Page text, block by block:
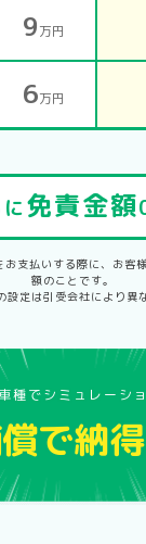
9万円
6万円
免責金額
支払いする際に、お客
額のことです。
設定は引受会社により異
種でシミュレーシ
で納